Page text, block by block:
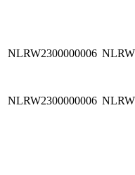
NLRW2300000006
NLRW2300000006